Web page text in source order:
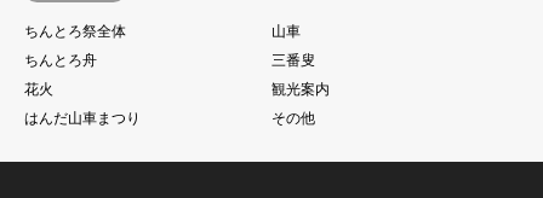
ちんとろ祭全体
山車
ちんとろ舟
三番叟
花火
観光案内
はんだ山車まつり
その他